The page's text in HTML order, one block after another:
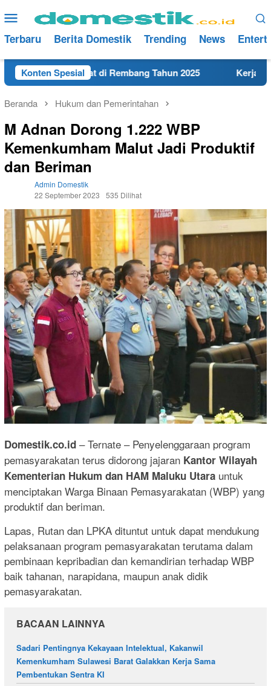
ke
konten
Menu
Mobile
Terbaru Berita Domestik Trending News
Konten Spesial
SMK Terdekat di Rembang Tahun 2025 Kerja Hari
Beranda Hukum dan Pemerintahan
M Adnan Dorong 1.222 WBP
Kemenkumham Malut Jadi Produktif
dan Beriman
Admin Domestik
22 September 2023
535 Dilihat
Domestik.co.id – Ternate – Penyelenggaraan program
pemasyarakatan terus didorong jajaran Kantor Wilayah
Kementerian Hukum dan HAM Maluku Utara untuk
menciptakan Warga Binaan Pemasyarakatan (WBP) yang
produktif dan beriman.
Lapas, Rutan dan LPKA dituntut untuk dapat mendukung
pelaksanaan program pemasyarakatan terutama dalam
pembinaan kepribadian dan kemandirian terhadap WBP
baik tahanan, narapidana, maupun anak didik
pemasyarakatan.
BACAAN LAINNYA
Sadari Pentingnya Kekayaan Intelektual, Kakanwil
Kemenkumham Sulawesi Barat Galakkan Kerja Sama
Pembentukan Sentra KI